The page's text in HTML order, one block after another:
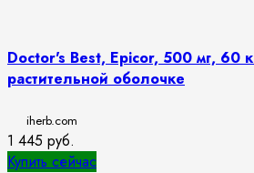
Doctor's Best, Epicor, 500 мг, 60
растительной оболочке
iherb.com
1 445 руб.
Купить сейчас